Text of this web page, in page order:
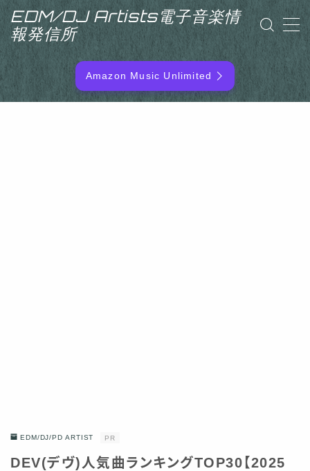
EDM/DJ Artists電子音楽情
報発信所
MENU
EDM/DJ/PD ARTIST
Amazon Music Unlimited
EDM/DJ/PD ARTIST PR
DEV(デヴ)人気曲ランキングTOP30【2025